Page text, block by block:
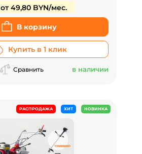
от 49,80 BYN/мес.
В корзину
Купить в 1 клик
Сравнить в наличии
РАСПРОДАЖА ХИТ НОВИНКА